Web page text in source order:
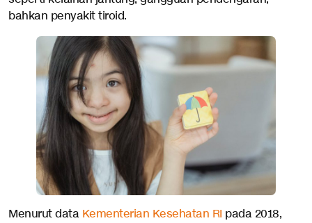
bahkan penyakit tiroid.
Menurut data Kementerian Kesehatan RI pada 2018,